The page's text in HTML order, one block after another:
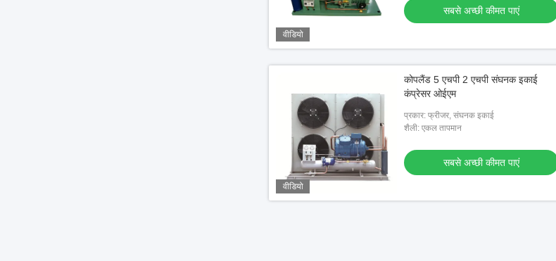
वीडियो
सबसे अच्छी कीमत पाएं
वीडियो
कोपलैंड 5 एचपी 2 एचपी संघनक इकाई
कंप्रेसर ओईएम
प्रकार: फ्रीजर, संघनक इकाई
शैली: एकल तापमान
सबसे अच्छी कीमत पाएं